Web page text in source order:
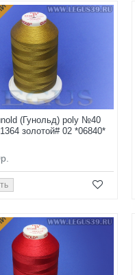
(Гунольд) poly №40
золотой# 02 *06840*